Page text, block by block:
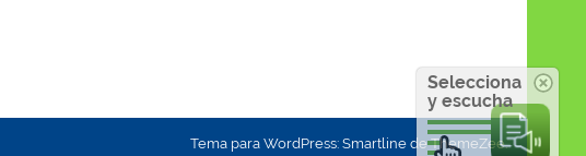
Tema para WordPress: Smartline de ThemeZee.
Selecciona
y escucha